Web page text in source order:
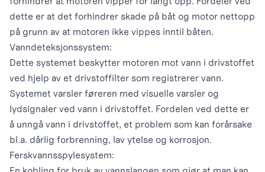
dette er at det forhindrer skade på båt og motor nettopp
på grunn av at motoren ikke vippes inntil båten.
Vanndeteksjonssystem:
Dette systemet beskytter motoren mot vann i drivstoffet
ved hjelp av et drivstoffilter som registrerer vann.
Systemet varsler føreren med visuelle varsler og
lydsignaler ved vann i drivstoffet. Fordelen ved dette er
å unngå vann i drivstoffet, et problem som kan forårsake
bl.a. dårlig forbrenning, lav ytelse og korrosjon.
Ferskvannsspylesystem: